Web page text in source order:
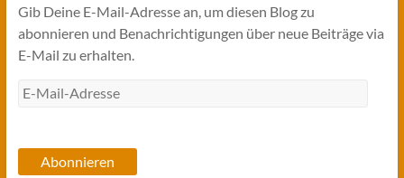
Gib Deine E-Mail-Adresse an, um diesen Blog zu
abonnieren und Benachrichtigungen über neue Beiträge via
E-Mail zu erhalten.
E-
Abonnieren